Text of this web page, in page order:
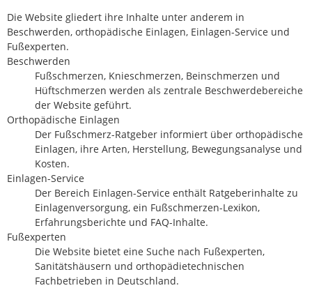
Die Website gliedert ihre Inhalte unter anderem in
Beschwerden, orthopädische Einlagen, Einlagen-Service und
Fußexperten.
Beschwerden
Fußschmerzen, Knieschmerzen, Beinschmerzen und
Hüftschmerzen werden als zentrale Beschwerdebereiche
der Website geführt.
Orthopädische Einlagen
Der Fußschmerz-Ratgeber informiert über orthopädische
Einlagen, ihre Arten, Herstellung, Bewegungsanalyse und
Kosten.
Einlagen-Service
Der Bereich Einlagen-Service enthält Ratgeberinhalte zu
Einlagenversorgung, ein Fußschmerzen-Lexikon,
Erfahrungsberichte und FAQ-Inhalte.
Fußexperten
Die Website bietet eine Suche nach Fußexperten,
Sanitätshäusern und orthopädietechnischen
Fachbetrieben in Deutschland.